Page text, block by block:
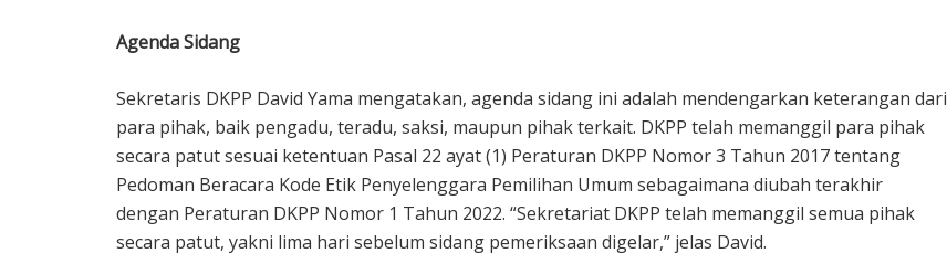
Agenda Sidang
Sekretaris DKPP David Yama mengatakan, agenda sidang ini adalah mendengarkan keterangan dari
para pihak, baik pengadu, teradu, saksi, maupun pihak terkait. DKPP telah memanggil para pihak
secara patut sesuai ketentuan Pasal 22 ayat (1) Peraturan DKPP Nomor 3 Tahun 2017 tentang
Pedoman Beracara Kode Etik Penyelenggara Pemilihan Umum sebagaimana diubah terakhir
dengan Peraturan DKPP Nomor 1 Tahun 2022. “Sekretariat DKPP telah memanggil semua pihak
secara patut, yakni lima hari sebelum sidang pemeriksaan digelar,” jelas David.